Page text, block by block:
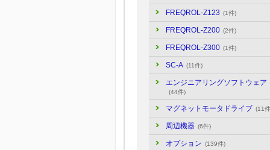
FREQROL-Z123 (1件)
FREQROL-Z200 (2件)
FREQROL-Z300 (1件)
SC-A (11件)
エンジニアリングソフトウェア
(44件)
マグネットモータドライブ (11
周辺機器 (6件)
オプション (139件)